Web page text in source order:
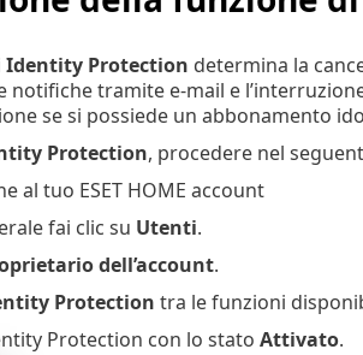
Identity Protection determina la
notifiche tramite e-mail e
se si possiede un abbonamento
Protection, procedere nel
al tuo ESET HOME account
fai clic su Utenti.
dell’account.
Protection tra le funzioni
Protection con lo stato Attivato.